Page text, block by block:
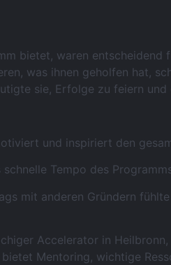
bietet, waren entscheidend
was ihnen geholfen hat,
sie, Erfolge zu feiern
und inspiriert den
Tempo des
mit anderen Gründern
Accelerator in
Mentoring, wichtige